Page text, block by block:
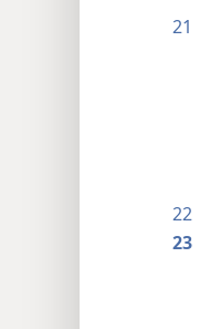
21
22
23